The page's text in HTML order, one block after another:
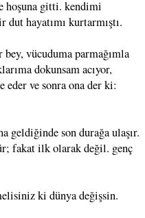
hoşuna gitti. kendimi
hayatımı kurtarmıştı.
vücuduma parmağımla
dokunsam acıyor,
eder ve sonra ona der ki:
geldiğinde son durağa ulaşır.
fakat ilk olarak değil. genç
ki dünya değişsin.